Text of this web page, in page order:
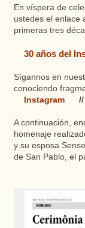
En víspera de
ustedes el enlace
primeras tres
30 años del
Sígannos en
conociendo
Instagram
A continuación,
homenaje
y su esposa
de San Pablo, el